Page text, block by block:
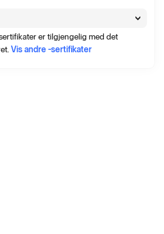
er tilgjengelig med det
Vis andre -sertifikater